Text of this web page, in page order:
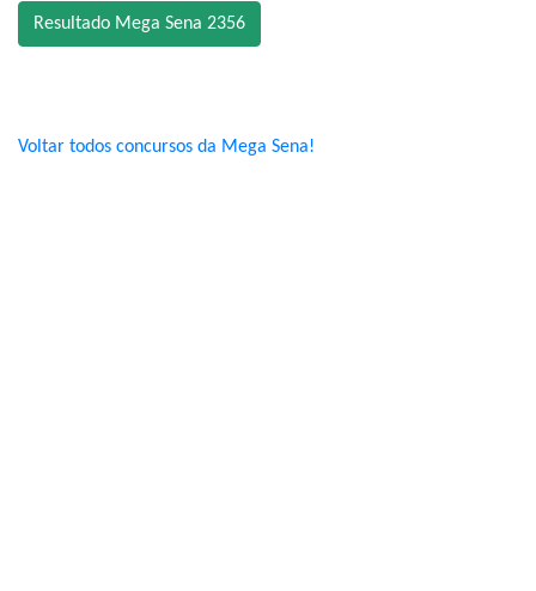
Resultado Mega Sena 2356
Voltar todos concursos da Mega Sena!